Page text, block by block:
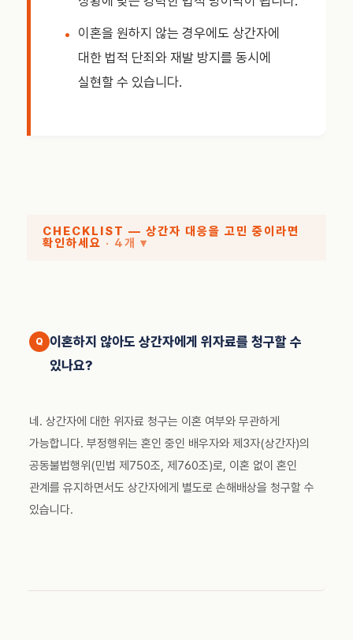
이혼을 원하지 않는 경우에도 상간자에
대한 법적 단죄와 재발 방지를 동시에
실현할 수 있습니다.
CHECKLIST — 상간자 대응을 고민 중이라면
확인하세요 · 4개 ▾
이혼하지 않아도 상간자에게 위자료를 청구할 수
있나요?
네. 상간자에 대한 위자료 청구는 이혼 여부와 무관하게
가능합니다. 부정행위는 혼인 중인 배우자와 제3자(상간자)의
공동불법행위(민법 제750조, 제760조)로, 이혼 없이 혼인
관계를 유지하면서도 상간자에게 별도로 손해배상을 청구할 수
있습니다.